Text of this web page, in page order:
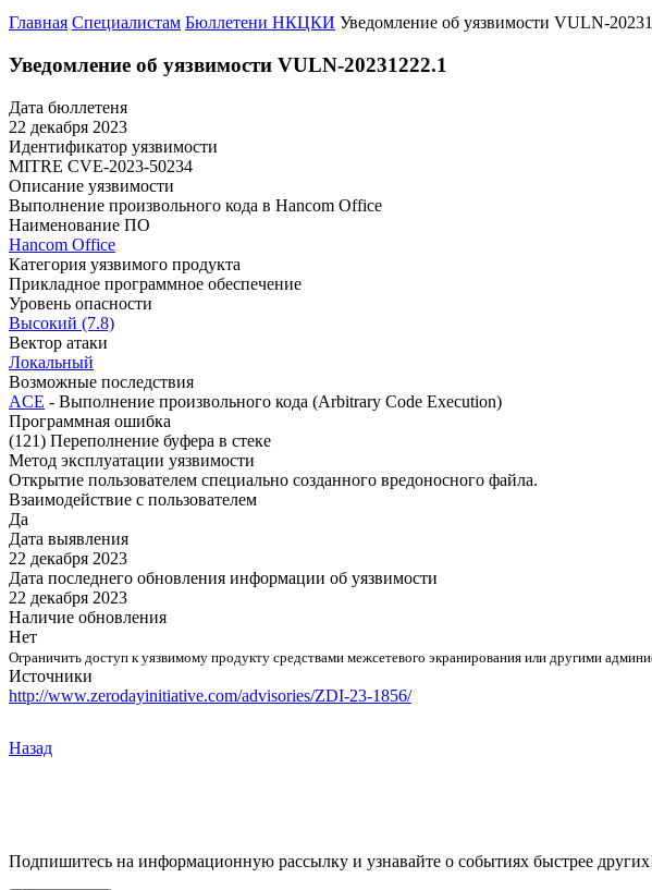
Главная Специалистам Бюллетени НКЦКИ Уведомление об уязвимости VULN-
Уведомление об уязвимости VULN-20231222.1
Дата бюллетеня
22 декабря 2023
Идентификатор уязвимости
MITRE CVE-2023-50234
Описание уязвимости
Выполнение произвольного кода в Hancom Office
Наименование ПО
Hancom Office
Категория уязвимого продукта
Прикладное программное обеспечение
Уровень опасности
Высокий (7.8)
Вектор атаки
Локальный
Возможные последствия
ACE - Выполнение произвольного кода (Arbitrary Code Execution)
Программная ошибка
(121) Переполнение буфера в стеке
Метод эксплуатации уязвимости
Открытие пользователем специально созданного вредоносного файла.
Взаимодействие с пользователем
Да
Дата выявления
22 декабря 2023
Дата последнего обновления информации об уязвимости
22 декабря 2023
Наличие обновления
Нет
Ограничить доступ к уязвимому продукту средствами межсетевого экранирования или другими
Источники
http://www.zerodayinitiative.com/advisories/ZDI-23-1856/
Назад
Подпишитесь на информационную рассылку и узнавайте о событиях быстрее